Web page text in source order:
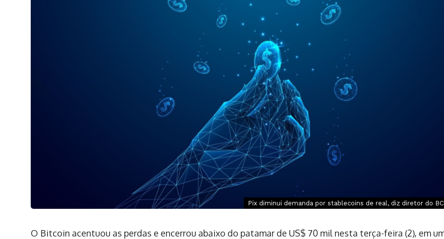
Pix diminui demanda por stablecoins de real, diz diretor do BC
O Bitcoin acentuou as perdas e encerrou abaixo do patamar de US$ 70 mil nesta terça-feira (2), em